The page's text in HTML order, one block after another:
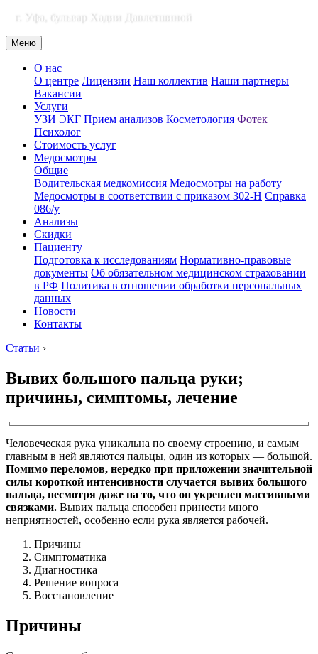
г. Уфа, бульвар Хадии Давлетшиной
Меню
О нас
О центре Лицензии Наш коллектив Наши партнеры
Вакансии
Услуги
УЗИ ЭКГ Прием анализов Косметология Фотек
Психолог
Стоимость услуг
Медосмотры
Общие
Водительская медкомиссия Медосмотры на работу
Медосмотры в соответствии с приказом 302-Н Справка
086/у
Анализы
Скидки
Пациенту
Подготовка к исследованиям Нормативно-правовые
документы Об обязательном медицинском страховании
в РФ Политика в отношении обработки персональных
данных
Новости
Контакты
Статьи ›
Вывих большого пальца руки;
причины, симптомы, лечение
Человеческая рука уникальна по своему строению, и самым
главным в ней являются пальцы, один из которых — большой.
Помимо переломов, нередко при приложении значительной
силы короткой интенсивности случается вывих большого
пальца, несмотря даже на то, что он укреплен массивными
связками. Вывих пальца способен принести много
неприятностей, особенно если рука является рабочей.
Причины
Симптоматика
Диагностика
Решение вопроса
Восстановление
Причины